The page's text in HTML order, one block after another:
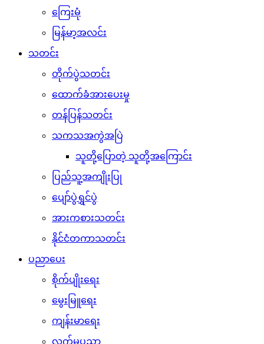
ကြေးမုံ
မြန်မာ့အလင်း
သတင်း
တိုက်ပွဲသတင်း
ထောက်ခံအားပေးမှု
တန်ပြန်သတင်း
သကသအကွဲအပြဲ
သူတို့ပြောတဲ့ သူတို့အကြောင်း
ပြည်သူ့အကျိုးပြု
ပျော်ပွဲရွှင်ပွဲ
အားကစားသတင်း
နိုင်ငံတကာသတင်း
ပညာပေး
စိုက်ပျိုးရေး
မွေးမြူရေး
ကျန်းမာရေး
လက်မှုပညာ